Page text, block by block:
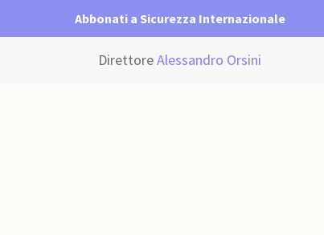
Abbonati a Sicurezza Internazionale
DirettoreAlessandro Orsini